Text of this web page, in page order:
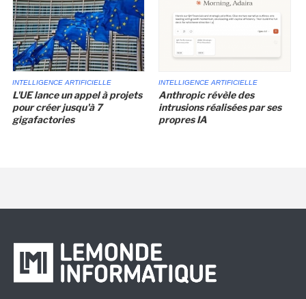
INTELLIGENCE ARTIFICIELLE
L'UE lance un appel à projets
pour créer jusqu'à 7
gigafactories
INTELLIGENCE ARTIFICIELLE
Anthropic révèle des
intrusions réalisées par ses
propres IA